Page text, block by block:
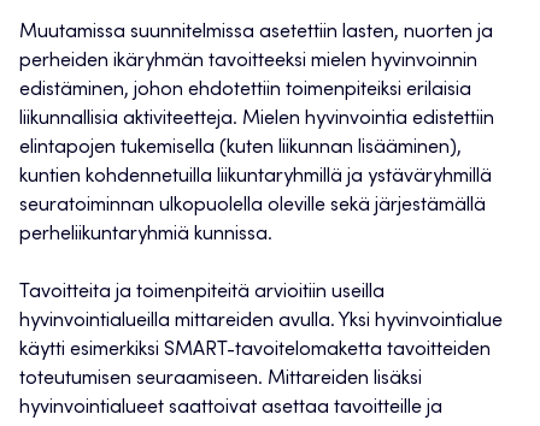
Muutamissa suunnitelmissa asetettiin lasten, nuorten ja
perheiden ikäryhmän tavoitteeksi mielen hyvinvoinnin
edistäminen, johon ehdotettiin toimenpiteiksi erilaisia
liikunnallisia aktiviteetteja. Mielen hyvinvointia edistettiin
elintapojen tukemisella (kuten liikunnan lisääminen),
kuntien kohdennetuilla liikuntaryhmillä ja ystäväryhmillä
seuratoiminnan ulkopuolella oleville sekä järjestämällä
perheliikuntaryhmiä kunnissa.
Tavoitteita ja toimenpiteitä arvioitiin useilla
hyvinvointialueilla mittareiden avulla. Yksi hyvinvointialue
käytti esimerkiksi SMART-tavoitelomaketta tavoitteiden
toteutumisen seuraamiseen. Mittareiden lisäksi
hyvinvointialueet saattoivat asettaa tavoitteille ja